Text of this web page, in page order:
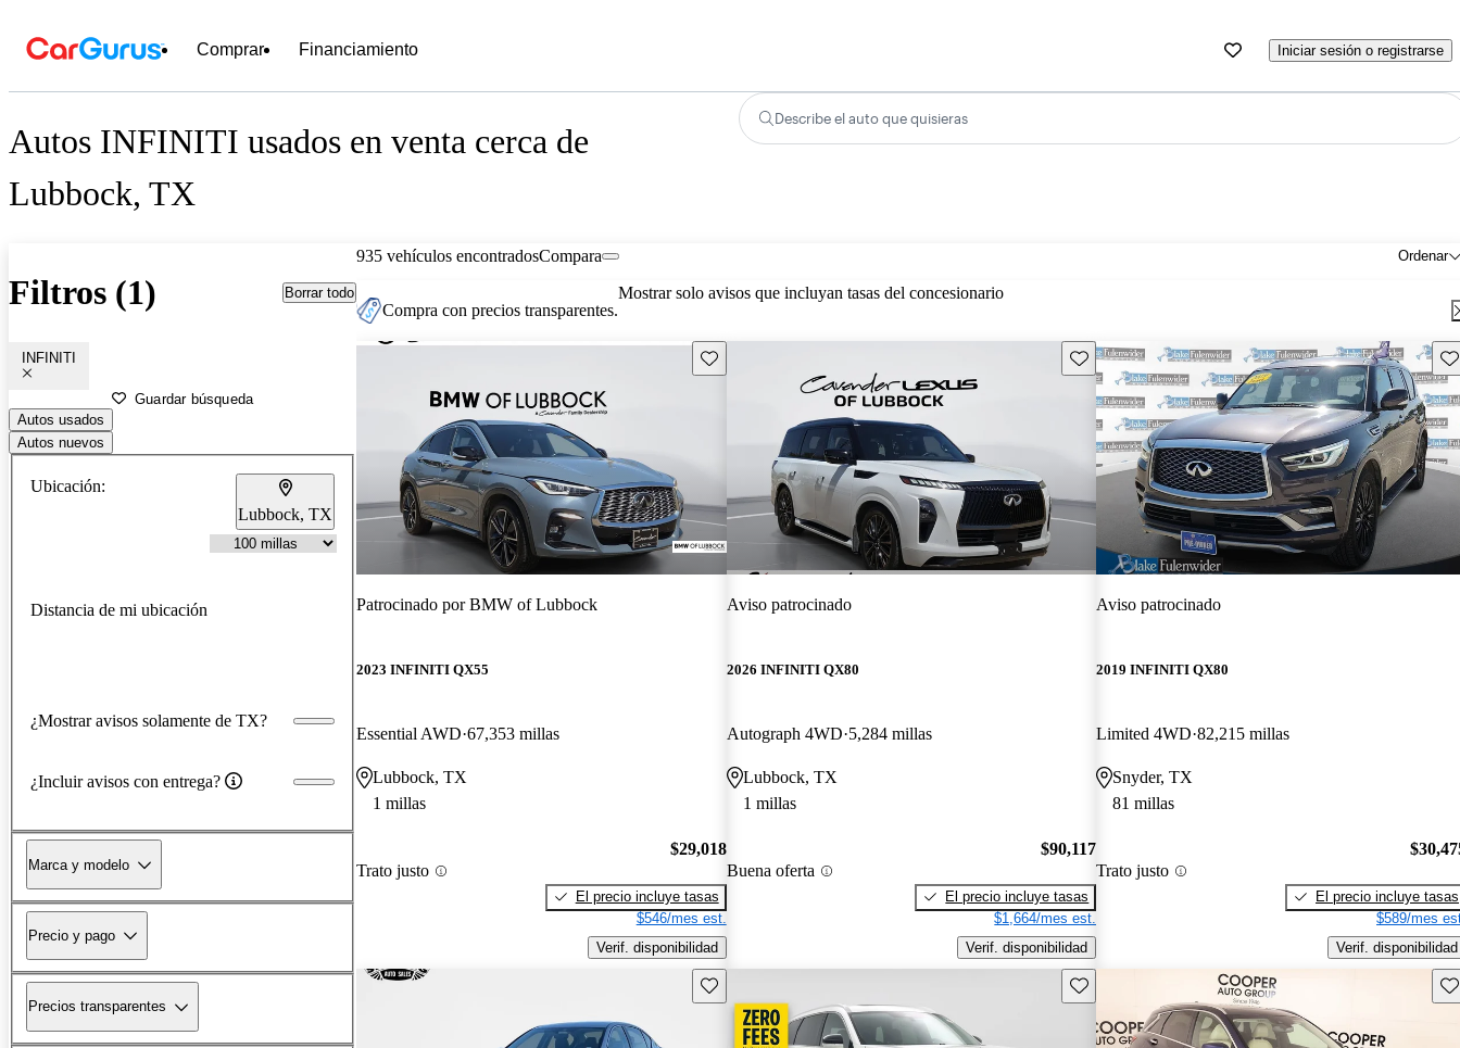
Comprar Financiamiento Iniciar sesión o registrarse
Autos INFINITI usados en venta cerca de
Lubbock, TX
Describe el auto que quisieras
Filtros (1) Borrar todo
INFINITI
Guardar búsqueda
Autos usados
Autos nuevos
Ubicación:
Lubbock, TX
Distancia de mi ubicación
¿Mostrar avisos solamente de TX?
¿Incluir avisos con entrega?
Marca y modelo
Precio y pago
Precios transparentes
935 vehículos encontrados Ordenar
Compara
Compra con precios transparentes.
Mostrar solo avisos que incluyan tasas del concesionario
Guarda este Aviso
Patrocinado porBMW of Lubbock
2023 INFINITI QX55
Essential AWD 67,353 millas
Lubbock, TX
1 millas
Trato justo
$29,018
El precio incluye tasas
$546/mes est.
Verif. disponibilidad
Guarda este Aviso
Aviso patrocinado
2026 INFINITI QX80
Autograph 4WD 5,284 millas
Lubbock, TX
1 millas
Buena oferta
$90,117
El precio incluye tasas
$1,664/mes est.
Verif. disponibilidad
Aviso patrocinado
2019 INFINITI QX80
Limited 4WD 82,215 millas
Snyder, TX
81 millas
Trato justo
El precio incluye tasas
$589/mes
Verif. disponibilidad
Guarda este Aviso Guarda este Aviso